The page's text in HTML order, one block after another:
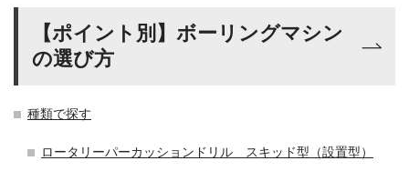
【ポイント別】ボーリングマシン
の選び方
種類で探す
ロータリーパーカッションドリル スキッド型（設置型）